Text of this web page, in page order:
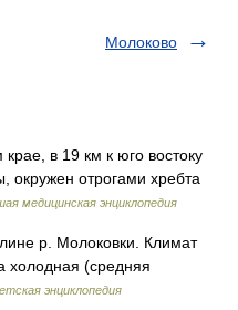
Молоково
в 19 км к юго востоку
окружен отрогами хребта
медицинская энциклопедия
р. Молоковки. Климат
холодная (средняя
энциклопедия